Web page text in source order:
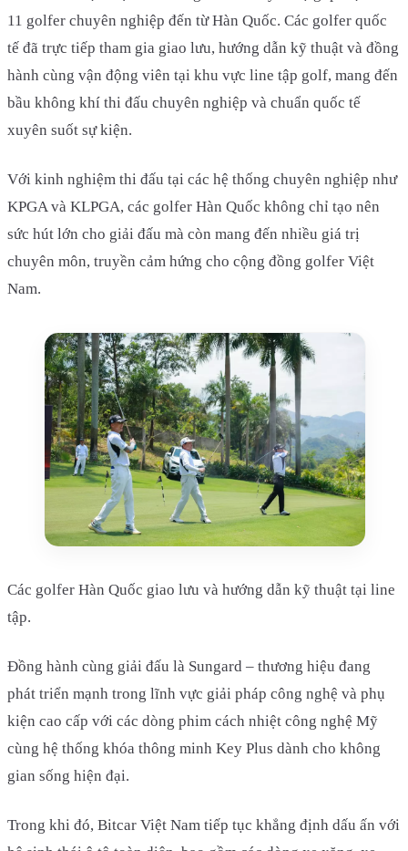
11 golfer chuyên nghiệp đến từ Hàn Quốc. Các golfer quốc
tế đã trực tiếp tham gia giao lưu, hướng dẫn kỹ thuật và đồng
hành cùng vận động viên tại khu vực line tập golf, mang đến
bầu không khí thi đấu chuyên nghiệp và chuẩn quốc tế
xuyên suốt sự kiện.
Với kinh nghiệm thi đấu tại các hệ thống chuyên nghiệp như
KPGA và KLPGA, các golfer Hàn Quốc không chỉ tạo nên
sức hút lớn cho giải đấu mà còn mang đến nhiều giá trị
chuyên môn, truyền cảm hứng cho cộng đồng golfer Việt
Nam.
Các golfer Hàn Quốc giao lưu và hướng dẫn kỹ thuật tại line
tập.
Đồng hành cùng giải đấu là Sungard – thương hiệu đang
phát triển mạnh trong lĩnh vực giải pháp công nghệ và phụ
kiện cao cấp với các dòng phim cách nhiệt công nghệ Mỹ
cùng hệ thống khóa thông minh Key Plus dành cho không
gian sống hiện đại.
Trong khi đó, Bitcar Việt Nam tiếp tục khẳng định dấu ấn với